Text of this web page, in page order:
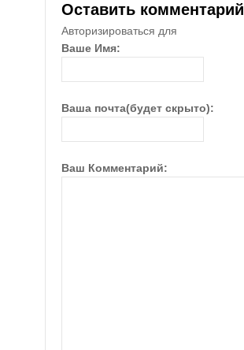
Оставить комментарий
Авторизироваться для
Ваше Имя:
Ваша почта(будет скрыто):
Ваш Комментарий: